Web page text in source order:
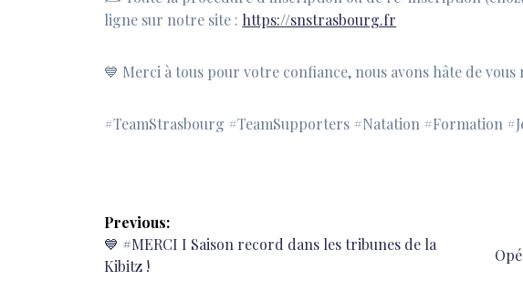
ligne sur notre site : https://snstrasbourg.fr
💙 Merci à tous pour votre confiance, nous avons hâte de
#TeamStrasbourg #TeamSupporters #Natation #Formation
Navigation
de
Previous:
Previous
post:
💙 #MERCI I Saison record dans les tribunes de la
Kibitz !